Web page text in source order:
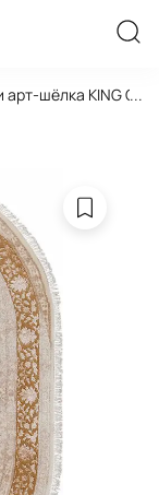
шёлка KING OF
...